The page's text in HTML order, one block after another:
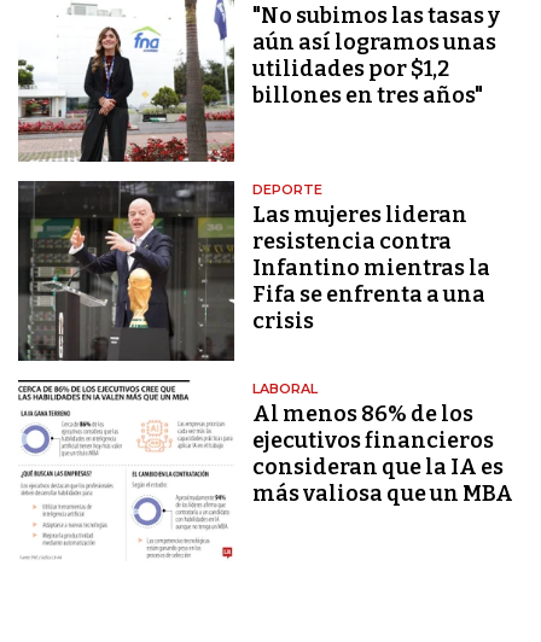
"No subimos las tasas y
aún así logramos unas
utilidades por $1,2
billones en tres años"
DEPORTE
Las mujeres lideran
resistencia contra
Infantino mientras la
Fifa se enfrenta a una
crisis
LABORAL
Al menos 86% de los
ejecutivos financieros
consideran que la IA es
más valiosa que un MBA